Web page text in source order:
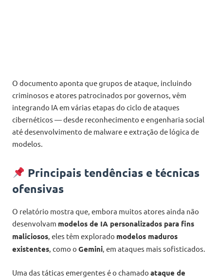
O documento aponta que grupos de ataque, incluindo
criminosos e atores patrocinados por governos, vêm
integrando IA em várias etapas do ciclo de ataques
cibernéticos — desde reconhecimento e engenharia social
até desenvolvimento de malware e extração de lógica de
modelos.
Principais tendências e técnicas
ofensivas
O relatório mostra que, embora muitos atores ainda não
desenvolvam modelos de IA personalizados para fins
maliciosos , eles têm explorado modelos maduros
existentes , como o Gemini , em ataques mais sofisticados.
Uma das táticas emergentes é o chamado ataque de